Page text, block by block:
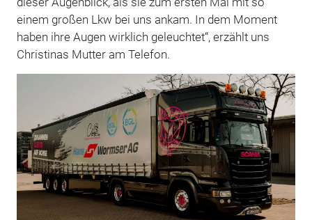
einem großen Lkw bei uns ankam. In dem Moment
haben ihre Augen wirklich geleuchtet“, erzählt uns
Christinas Mutter am Telefon.